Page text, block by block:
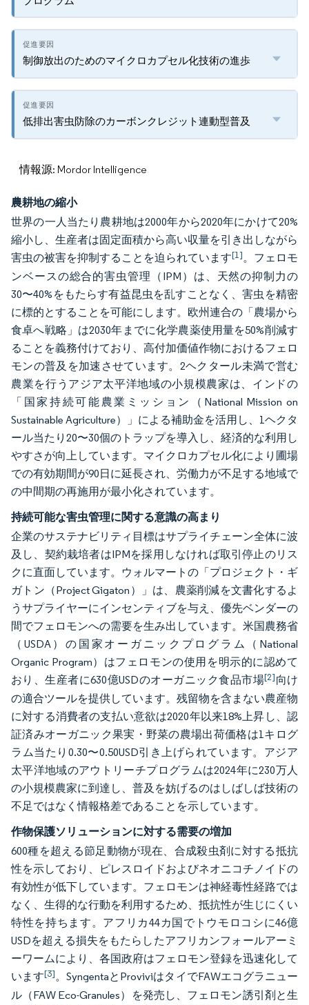
制御放出のためのマイクロカプセル化技術の進歩
低排出害虫防除のカーボンクレジット連動型普及
情報源: Mordor Intelligence
農耕地の縮小
世界の一人当たり農耕地は2000年から2020年にかけて20%
縮小し、生産者は固定面積から高い収量を引き出しながら
害虫の被害を抑制することを迫られています[1]。フェロモ
ンベースの総合的害虫管理（IPM）は、天然の抑制力の
30〜40%をもたらす有益昆虫を乱すことなく、害虫を精密
に標的とすることを可能にします。欧州連合の「農場から
食卓へ戦略」は2030年までに化学農薬使用量を50%削減す
ることを義務付けており、高付加価値作物におけるフェロ
モンの普及を加速させています。2ヘクタール未満で営む
農業を行うアジア太平洋地域の小規模農家は、インドの
「国家持続可能農業ミッション（National Mission on
Sustainable Agriculture）」による補助金を活用し、1ヘクタ
ール当たり20〜30個のトラップを導入し、経済的な利用し
やすさが向上しています。マイクロカプセル化により圃場
での有効期間が90日に延長され、労働力が不足する地域で
の中間期の再施用が最小化されています。
持続可能な害虫管理に関する意識の高まり
企業のサステナビリティ目標はサプライチェーン全体に波
及し、契約栽培者はIPMを採用しなければ取引停止のリス
クに直面しています。ウォルマートの「プロジェクト・ギ
ガトン（Project Gigaton）」は、農薬削減を文書化するよ
うサプライヤーにインセンティブを与え、優先ベンダーの
間でフェロモンへの需要を生み出しています。米国農務省
（USDA）の国家オーガニックプログラム（National
Organic Program）はフェロモンの使用を明示的に認めて
おり、生産者に630億USDのオーガニック食品市場[2]向け
の適合ツールを提供しています。残留物を含まない農産物
に対する消費者の支払い意欲は2020年以来18%上昇し、認
証済みオーガニック果実・野菜の農場出荷価格は1キログ
ラム当たり0.30〜0.50USD引き上げられています。アジア
太平洋地域のアウトリーチプログラムは2024年に230万人
の小規模農家に到達し、普及を妨げるのはしばしば技術の
不足ではなく情報格差であることを示しています。
作物保護ソリューションに対する需要の増加
600種を超える節足動物が現在、合成殺虫剤に対する抵抗
性を示しており、ピレスロイドおよびネオニコチノイドの
有効性が低下しています。フェロモンは神経毒性経路では
なく、生得的な行動を利用するため、抵抗性が生じにくい
特性を持ちます。アフリカ44カ国でトウモロコシに46億
USDを超える損失をもたらしたアフリカンフォールアーミ
ーワームにより、各国政府はフェロモン登録を迅速化して
います[3]。SyngentaとProviviはタイでFAWエコグラニュー
ル（FAW Eco-Granules）を発売し、フェロモン誘引剤と生